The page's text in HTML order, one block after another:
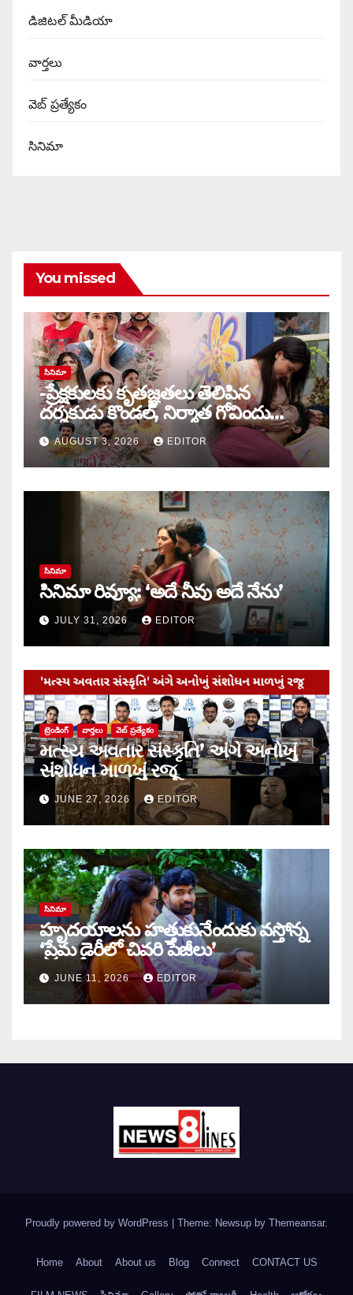
డిజిటల్ మీడియా
వార్త‌లు
వెబ్ ప్రత్యేకం
సినిమా
You missed
సినిమా
-ప్రేక్షకులకు కృతజ్ఞతలు తెలిపిన
దర్శకుడు కొండల్, నిర్మాత గోవిందు
కాండ్రేగుల
AUGUST 3, 2026 EDITOR
సినిమా
సినిమా రివ్యూ: ‘అదే నీవు అదే నేను’
JULY 31, 2026 EDITOR
ట్రెండింగ్ వార్త‌లు వెబ్ ప్రత్యేకం
મત્સ્ય અવતાર સંસ્કૃતિ’ અંગે અનોખું
સંશોધન માળખું રજૂ
JUNE 27, 2026 EDITOR
సినిమా
హృదయాలను హత్తుకునేందుకు వస్తోన్న
‘ప్రేమ డైరీలో చివరి పేజీలు’
JUNE 11, 2026 EDITOR
Proudly powered by WordPress Theme: Newsup by Themeansar.
Home About About us Blog Connect CONTACT US